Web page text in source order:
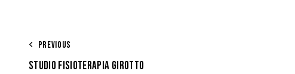
PREVIOUS
STUDIO FISIOTERAPIA GIROTTO